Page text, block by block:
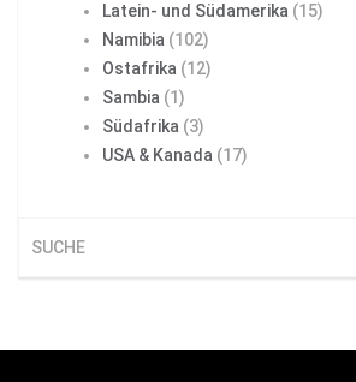
Latein- und Südamerika (15)
Namibia (102)
Ostafrika (12)
Sambia (1)
Südafrika (3)
USA & Kanada (17)